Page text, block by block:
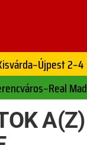
2–4
A(Z)